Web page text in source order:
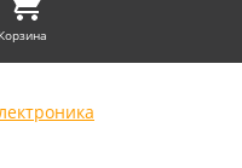
Корзина